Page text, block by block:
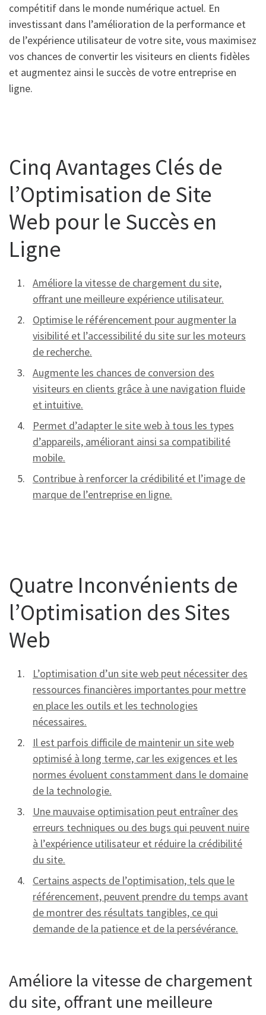
compétitif dans le monde numérique actuel. En
investissant dans l’amélioration de la performance et
de l’expérience utilisateur de votre site, vous maximisez
vos chances de convertir les visiteurs en clients fidèles
et augmentez ainsi le succès de votre entreprise en
ligne.
Cinq Avantages Clés de
l’Optimisation de Site
Web pour le Succès en
Ligne
Améliore la vitesse de chargement du site,
offrant une meilleure expérience utilisateur.
Optimise le référencement pour augmenter la
visibilité et l’accessibilité du site sur les moteurs
de recherche.
Augmente les chances de conversion des
visiteurs en clients grâce à une navigation fluide
et intuitive.
Permet d’adapter le site web à tous les types
d’appareils, améliorant ainsi sa compatibilité
mobile.
Contribue à renforcer la crédibilité et l’image de
marque de l’entreprise en ligne.
Quatre Inconvénients de
l’Optimisation des Sites
Web
L’optimisation d’un site web peut nécessiter des
ressources financières importantes pour mettre
en place les outils et les technologies
nécessaires.
Il est parfois difficile de maintenir un site web
optimisé à long terme, car les exigences et les
normes évoluent constamment dans le domaine
de la technologie.
Une mauvaise optimisation peut entraîner des
erreurs techniques ou des bugs qui peuvent nuire
à l’expérience utilisateur et réduire la crédibilité
du site.
Certains aspects de l’optimisation, tels que le
référencement, peuvent prendre du temps avant
de montrer des résultats tangibles, ce qui
demande de la patience et de la persévérance.
Améliore la vitesse de chargement
du site, offrant une meilleure